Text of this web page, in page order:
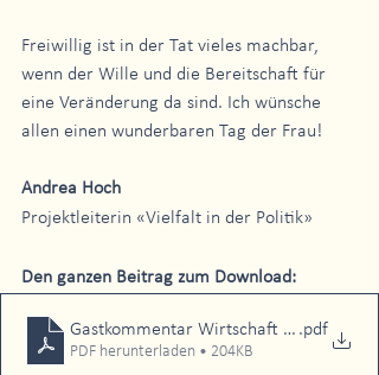
Freiwillig ist in der Tat vieles machbar,
wenn der Wille und die Bereitschaft für
eine Veränderung da sind. Ich wünsche
allen einen wunderbaren Tag der Frau!
Andrea Hoch
Projektleiterin «Vielfalt in der Politik»
Den ganzen Beitrag zum Download:
Gastkommentar Wirtschaft Regional
.pdf
PDF herunterladen • 204KB